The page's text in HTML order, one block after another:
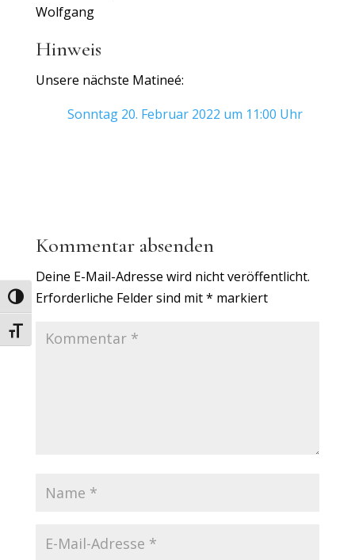
Umschalten auf hohe Kontraste
Schrift vergrößern
Wolfgang
Hinweis
Unsere nächste Matineé:
Sonntag 20. Februar 2022 um 11:00 Uhr
Kommentar absenden
Deine E-Mail-Adresse wird nicht veröffentlicht.
Erforderliche Felder sind mit* markiert